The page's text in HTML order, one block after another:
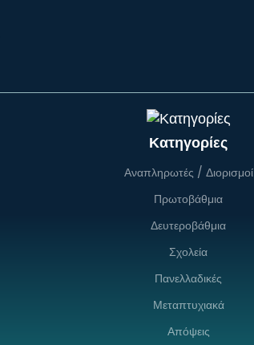
Κατηγορίες
Αναπληρωτές / Διορισμοί
Πρωτοβάθμια
Δευτεροβάθμια
Σχολεία
Πανελλαδικές
Μεταπτυχιακά
Απόψεις